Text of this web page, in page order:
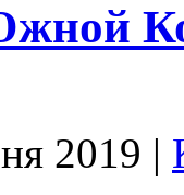
2019 |